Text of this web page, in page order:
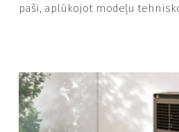
paši, aplūkojot modeļu